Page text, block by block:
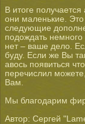
В итоге
они маленькие.
следующие
подождать
нет – ваше дело.
буду. Если же Вы
авось появиться
перечислил
Вам.
Мы благодарим
Автор: Сергей